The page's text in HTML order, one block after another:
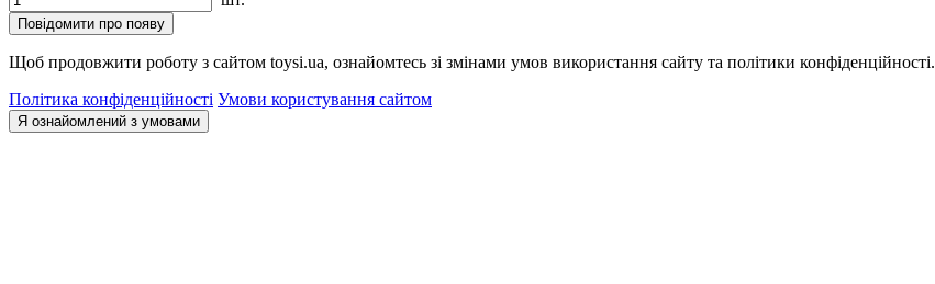
Повідомити про появу
Щоб продовжити роботу з сайтом toysi.ua, ознайомтесь зі змінами умов використання сайту та політики конфіденційності.
Політика конфіденційності Умови користування сайтом
Я ознайомлений з умовами